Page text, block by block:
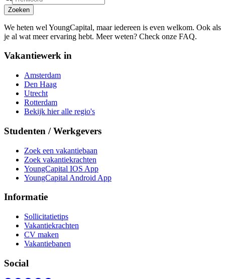
Zoeken
We heten wel YoungCapital, maar iedereen is even welkom. Ook als
je al wat meer ervaring hebt. Meer weten? Check onze FAQ.
Vakantiewerk in
Amsterdam
Den Haag
Utrecht
Rotterdam
Bekijk hier alle regio's
Studenten / Werkgevers
Zoek een vakantiebaan
Zoek vakantiekrachten
YoungCapital IOS App
YoungCapital Android App
Informatie
Sollicitatietips
Vakantiekrachten
CV maken
Vakantiebanen
Social